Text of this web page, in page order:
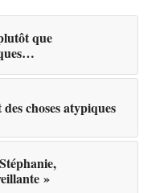
que
choses atypiques
»